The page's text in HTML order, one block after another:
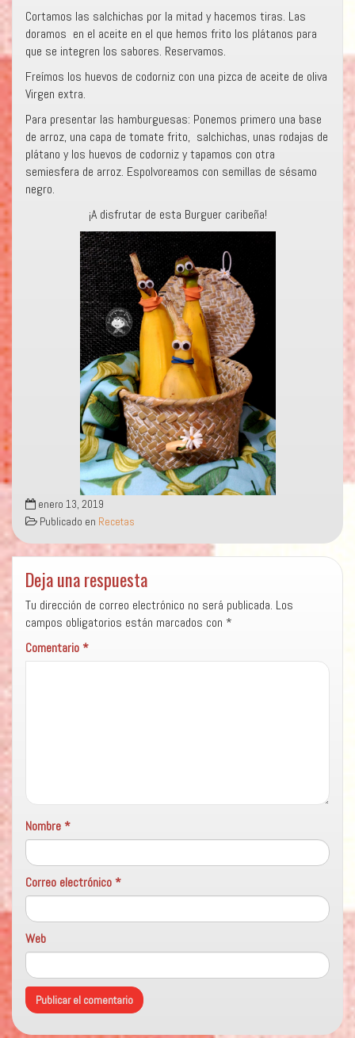
Cortamos las salchichas por la mitad y hacemos tiras. Las
doramos en el aceite en el que hemos frito los plátanos para
que se integren los sabores. Reservamos.
Freímos los huevos de codorniz con una pizca de aceite de oliva
Virgen extra.
Para presentar las hamburguesas: Ponemos primero una base
de arroz, una capa de tomate frito, salchichas, unas rodajas de
plátano y los huevos de codorniz y tapamos con otra
semiesfera de arroz. Espolvoreamos con semillas de sésamo
negro.
¡A disfrutar de esta Burguer caribeña!
enero 13, 2019
Publicado en Recetas
Deja una respuesta
Tu dirección de correo electrónico no será publicada. Los
campos obligatorios están marcados con *
Comentario*
Nombre *
Correo electrónico *
Web